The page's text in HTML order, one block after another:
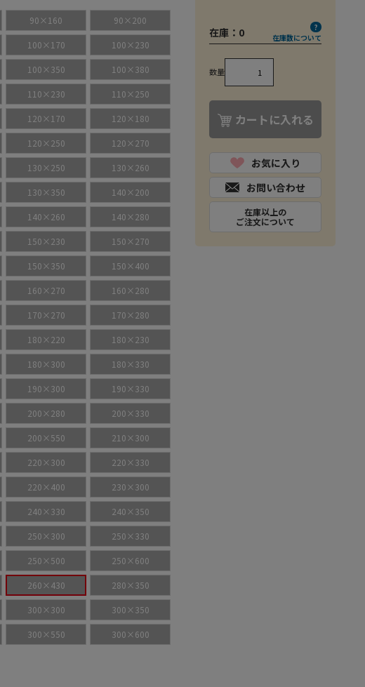
90×160 90×200
100×170 100×230
100×350 100×380
110×230 110×250
120×170 120×180
120×250 120×270
130×250 130×260
130×350 140×200
140×260 140×280
150×230 150×270
150×350 150×400
160×270 160×280
170×270 170×280
180×220 180×230
180×300 180×330
190×300 190×330
200×280 200×330
200×550 210×300
220×300 220×330
220×400 230×300
240×330 240×350
250×300 250×330
250×500 250×600
260×430 280×350
300×300 300×350
300×550 300×600
在庫： 0 在庫数について
数量
カートに入れる
お気に入り
お問い合わせ
在庫以上の
ご注文について